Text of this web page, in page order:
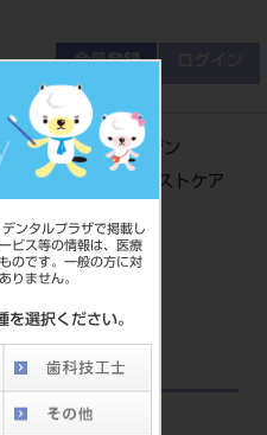
ンタルプラザで掲載し
ビス等の情報は、医療
のです。一般の方に対
りません。
を選択ください。
会員登録
デンタルマガジン
の新しい考え方とホストケア
ログイン